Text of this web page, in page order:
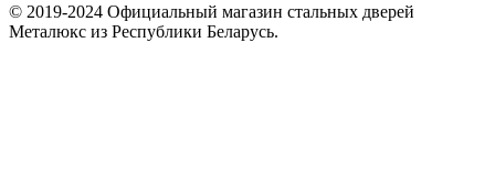
© 2019-2024 Официальный магазин стальных дверей
Металюкс из Республики Беларусь.